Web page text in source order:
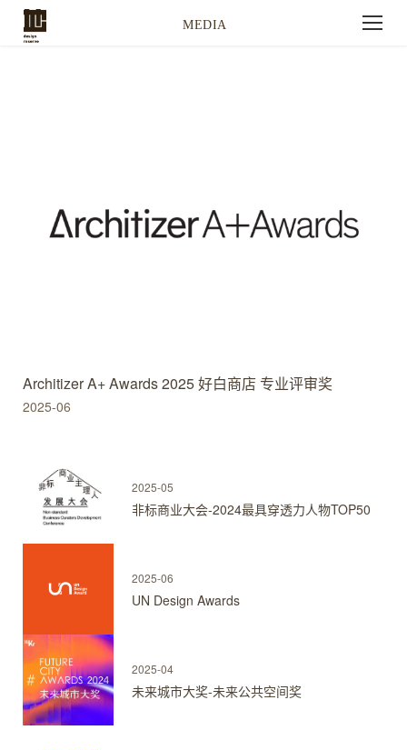
MEDIA
Architizer A+ Awards 2025 好白商店 专业评审奖
2025-06
2025-05
非标商业大会-2024最具穿透力人物TOP50
2025-06
UN Design Awards
2025-04
未来城市大奖-未来公共空间奖